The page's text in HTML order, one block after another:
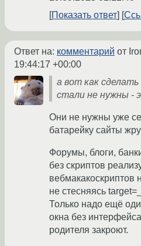
Показать ответ
Ответ на: комментарий от
19:44:17 +00:00
а вот как
стали не нужны -
Они не нужны уже
батарейку сайты
Форумы, блоги,
без скриптов
вебмакакоскриптов
не стесняясь
Только надо ещё
окна без
родителя закроют.